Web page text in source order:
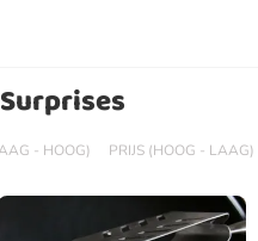
- HOOG) PRIJS (HOOG - LAAG)